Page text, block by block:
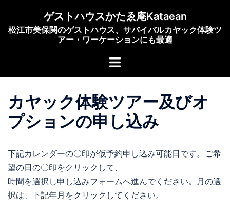
ゲストハウスかたゑ庵Kataean
松江市美保関のゲストハウス、サバイバルカヤック体験ツ
アー・ワーケーションにも最適
ト
メ
ニ
ュ
カヤック体験ツアー及びオ
プションの申し込み
下記カレンダーの〇印が仮予約申し込み可能日です。ご希
望の日の〇印をクリックして、
時間を選択し申し込みフォームへ進んでください。月の選
択は、下記年月をクリックしてください。